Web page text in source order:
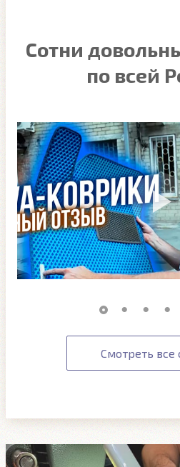
Сотни
по всей
Смотреть все